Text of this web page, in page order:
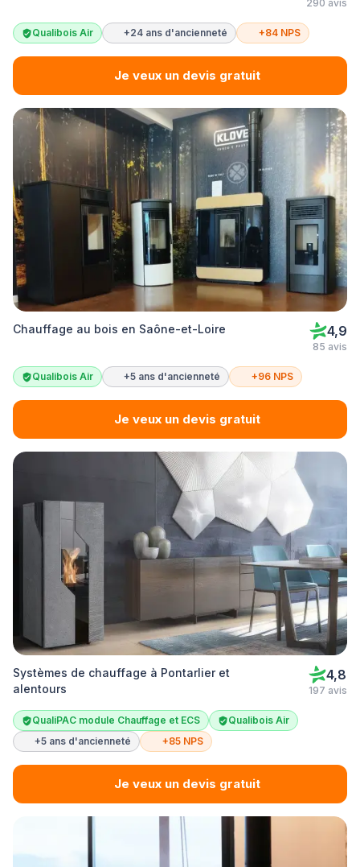
290 avis
Qualibois Air +24 ans d'ancienneté +84 NPS
Je veux un devis gratuit
Chauffage au bois en Saône-et-Loire 4,9
85 avis
Qualibois Air +5 ans d'ancienneté +96 NPS
Je veux un devis gratuit
Systèmes de chauffage à Pontarlier et
alentours
4,8
197 avis
QualiPAC module Chauffage et ECS
Qualibois Air
+5 ans d'ancienneté
+85 NPS
Je veux un devis gratuit